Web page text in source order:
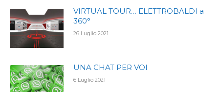
VIRTUAL TOUR… ELETTROBALDI a
360°
26 Luglio 2021
UNA CHAT PER VOI
6 Luglio 2021